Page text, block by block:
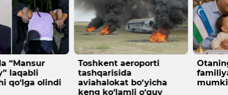
bo‘yicha
Otaning ismini bolaga
familiya qilib berish
mumkin bo‘ladi
Taniqli